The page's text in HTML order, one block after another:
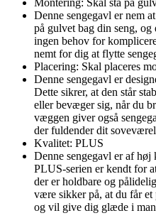
Denne sengegavl er nem
på gulvet bag din seng,
ingen behov for
nemt for dig at flytte
Placering: Skal placeres
Denne sengegavl er
Dette sikrer, at den står
eller bevæger sig, når du
væggen giver også
der fuldender dit
Kvalitet: PLUS
Denne sengegavl er af
PLUS-serien er kendt for
der er holdbare og
være sikker på, at du får
og vil give dig glæde i